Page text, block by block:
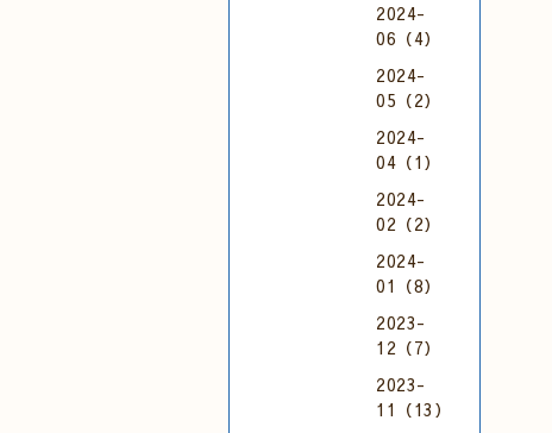
2024-
06（4）
2024-
05（2）
2024-
04（1）
2024-
02（2）
2024-
01（8）
2023-
12（7）
2023-
11（13）